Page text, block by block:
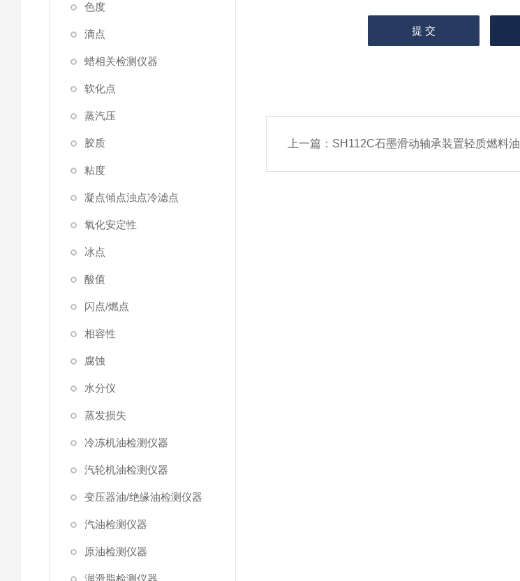
色度
滴点
蜡相关检测仪器
软化点
蒸汽压
胶质
粘度
凝点傾点浊点冷滤点
氧化安定性
冰点
酸值
闪点/燃点
相容性
腐蚀
水分仪
蒸发损失
冷冻机油检测仪器
汽轮机油检测仪器
变压器油/绝缘油检测仪器
汽油检测仪器
原油检测仪器
润滑脂检测仪器
上一篇： SH112C石墨滑动轴承装置轻质燃料油运动粘度仪